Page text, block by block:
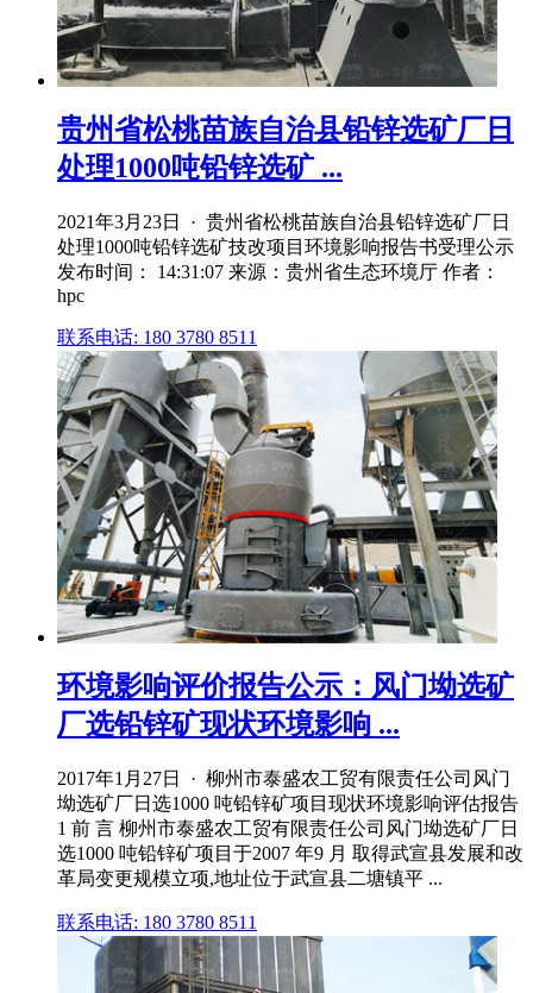
贵州省松桃苗族自治县铅锌选矿厂日
处理1000吨铅锌选矿 ...
2021年3月23日 · 贵州省松桃苗族自治县铅锌选矿厂日
处理1000吨铅锌选矿技改项目环境影响报告书受理公示
发布时间： 14:31:07 来源：贵州省生态环境厅 作者：
hpc
联系电话: 180 3780 8511
环境影响评价报告公示：风门坳选矿
厂选铅锌矿现状环境影响 ...
2017年1月27日 · 柳州市泰盛农工贸有限责任公司风门
坳选矿厂日选1000 吨铅锌矿项目现状环境影响评估报告
1 前 言 柳州市泰盛农工贸有限责任公司风门坳选矿厂日
选1000 吨铅锌矿项目于2007 年9 月 取得武宣县发展和改
革局变更规模立项,地址位于武宣县二塘镇平 ...
联系电话: 180 3780 8511